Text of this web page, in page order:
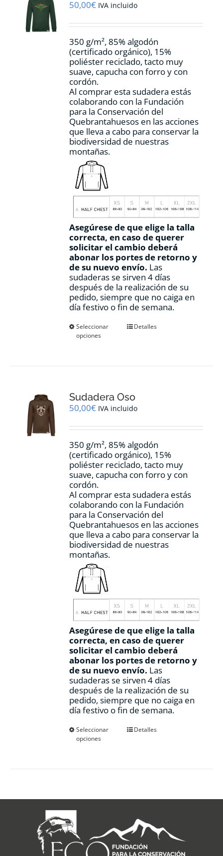
pueden
en
página
de
producto
50,00€ IVA incluido
350 g/m², 85% algodón
(certificado orgánico), 15%
poliéster reciclado, tacto muy
suave, capucha con forro y con
cordón.
Al comprar esta sudadera estás
colaborando con la Fundación
para la Conservación del
Quebrantahuesos en las acciones
que lleva a cabo para conservar la
biodiversidad de nuestras
montañas.
Asegúrese de que elige la talla
correcta, en caso de querer
solicitar el cambio deberá
abonar los portes de retorno y
de su nuevo envío. Las
sudaderas se sirven 4 días
después de la realización de su
pedido, siempre que no caiga en
día festivo o fin de semana.
Seleccionar
opciones
Este
se
pueden
en
página
de
producto
Detalles
Sudadera Oso
50,00€ IVA incluido
350 g/m², 85% algodón
(certificado orgánico), 15%
poliéster reciclado, tacto muy
suave, capucha con forro y con
cordón.
Al comprar esta sudadera estás
colaborando con la Fundación
para la Conservación del
Quebrantahuesos en las acciones
que lleva a cabo para conservar la
biodiversidad de nuestras
montañas.
Asegúrese de que elige la talla
correcta, en caso de querer
solicitar el cambio deberá
abonar los portes de retorno y
de su nuevo envío. Las
sudaderas se sirven 4 días
después de la realización de su
pedido, siempre que no caiga en
día festivo o fin de semana.
Seleccionar
opciones
Este
se
elegir
en
la
página
Detalles